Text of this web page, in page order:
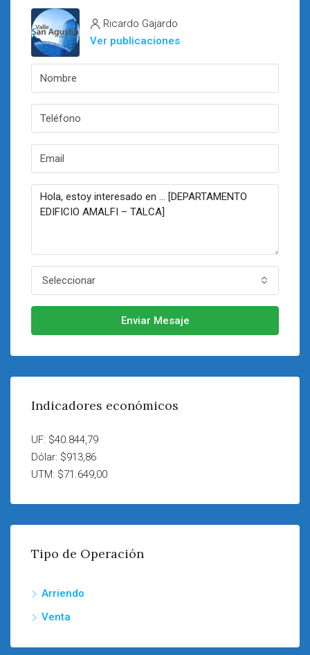
Ricardo Gajardo
Ver publicaciones
Seleccionar
Enviar Mesaje
Indicadores económicos
UF: $40.844,79
Dólar: $913,86
UTM: $71.649,00
Tipo de Operación
Arriendo
Venta